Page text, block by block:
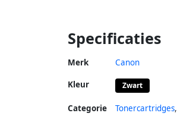
Specificaties
Merk Canon
Kleur Zwart
Categorie Tonercartridges,